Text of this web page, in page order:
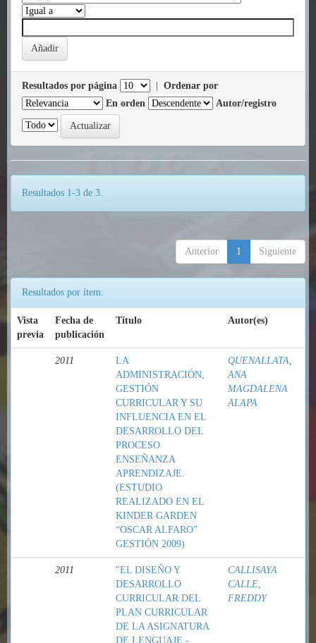
Resultados por página
Ordenar por
En orden
Autor/registro
Resultados 1-3 de 3.
Anterior 1 Siguiente
Resultados por ítem:
Vista
previa
Fecha de
publicación
Título Autor(es)
2011
LA
ADMINISTRACIÓN,
GESTIÓN
CURRICULAR Y SU
INFLUENCIA EN EL
DESARROLLO DEL
PROCESO
ENSEÑANZA
APRENDIZAJE.
(ESTUDIO
REALIZADO EN EL
KINDER GARDEN
“OSCAR ALFARO”
GESTIÓN 2009)
QUENALLATA,
ANA
MAGDALENA
ALAPA
2011
"EL DISEÑO Y
DESARROLLO
CURRICULAR DEL
PLAN CURRICULAR
DE LA ASIGNATURA
DE LENGUAJE -
CALLISAYA
CALLE,
FREDDY